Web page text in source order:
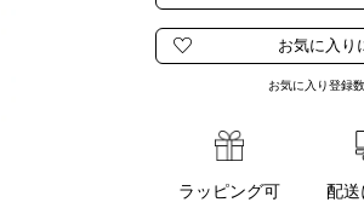
お気に入り登録
ラッピング可 配送